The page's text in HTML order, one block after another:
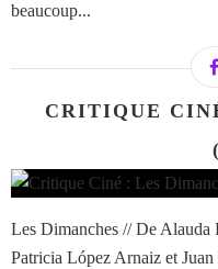
beaucoup...
CRITIQUE
Les Dimanches // De Alauda
Patricia López Arnaiz et